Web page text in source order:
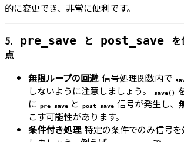
的に変更でき、非常に便利です。
5. pre_save と post_save
点
無限ループの回避: 信号処理関数内で
しないように注意しましょう。
save()
に pre_save と post_save 信号が発生し、
こす可能性があります。
条件付き処理: 特定の条件でのみ信号